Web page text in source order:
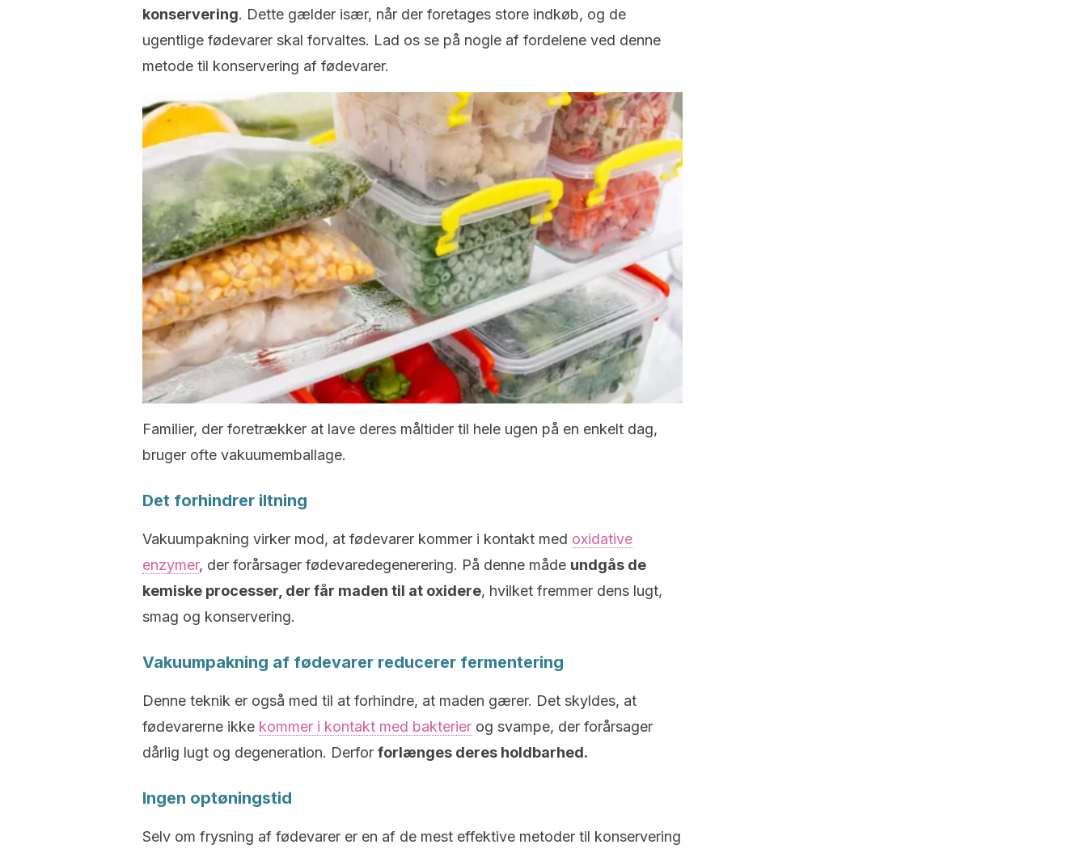
konservering. Dette gælder især, når der foretages store indkøb, og de
ugentlige fødevarer skal forvaltes. Lad os se på nogle af fordelene ved denne
metode til konservering af fødevarer.
Familier, der foretrækker at lave deres måltider til hele ugen på en enkelt dag,
bruger ofte vakuumemballage.
Det forhindrer iltning
Vakuumpakning virker mod, at fødevarer kommer i kontakt med oxidative
enzymer, der forårsager fødevaredegenerering. På denne måde undgås de
kemiske processer, der får maden til at oxidere, hvilket fremmer dens lugt,
smag og konservering.
Vakuumpakning af fødevarer reducerer fermentering
Denne teknik er også med til at forhindre, at maden gærer. Det skyldes, at
fødevarerne ikke kommer i kontakt med bakterier og svampe, der forårsager
dårlig lugt og degeneration. Derfor forlænges deres holdbarhed.
Ingen optøningstid
Selv om frysning af fødevarer er en af de mest effektive metoder til konservering